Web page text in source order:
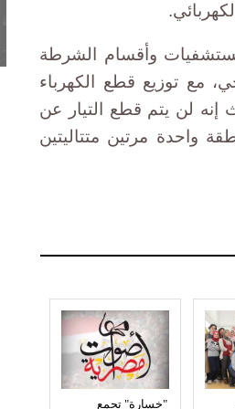
وأقسام الشرطة
مع توزيع قطع الكهرباء
لن يتم قطع التيار عن
واحدة مرتين متتاليتين
"خسارة" تجمع